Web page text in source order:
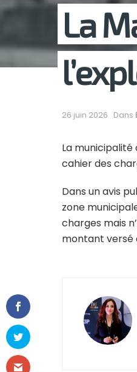
La
26 juin 2026 Dans
La municipalité
cahier des
Dans un avis
zone
charges mais
montant versé